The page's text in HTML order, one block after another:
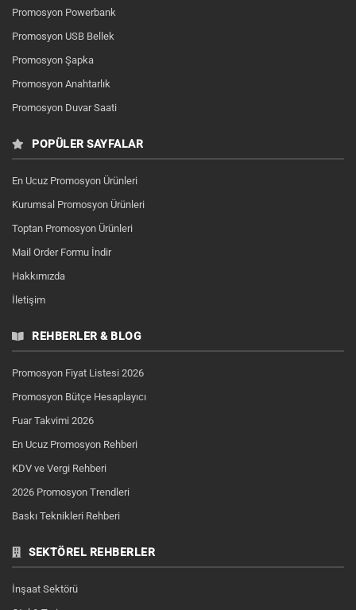
Promosyon Powerbank
Promosyon USB Bellek
Promosyon Şapka
Promosyon Anahtarlık
Promosyon Duvar Saati
POPÜLER SAYFALAR
En Ucuz Promosyon Ürünleri
Kurumsal Promosyon Ürünleri
Toptan Promosyon Ürünleri
Mail Order Formu İndir
Hakkımızda
İletişim
REHBERLER & BLOG
Promosyon Fiyat Listesi 2026
Promosyon Bütçe Hesaplayıcı
Fuar Takvimi 2026
En Ucuz Promosyon Rehberi
KDV ve Vergi Rehberi
2026 Promosyon Trendleri
Baskı Teknikleri Rehberi
SEKTÖREL REHBERLER
İnşaat Sektörü